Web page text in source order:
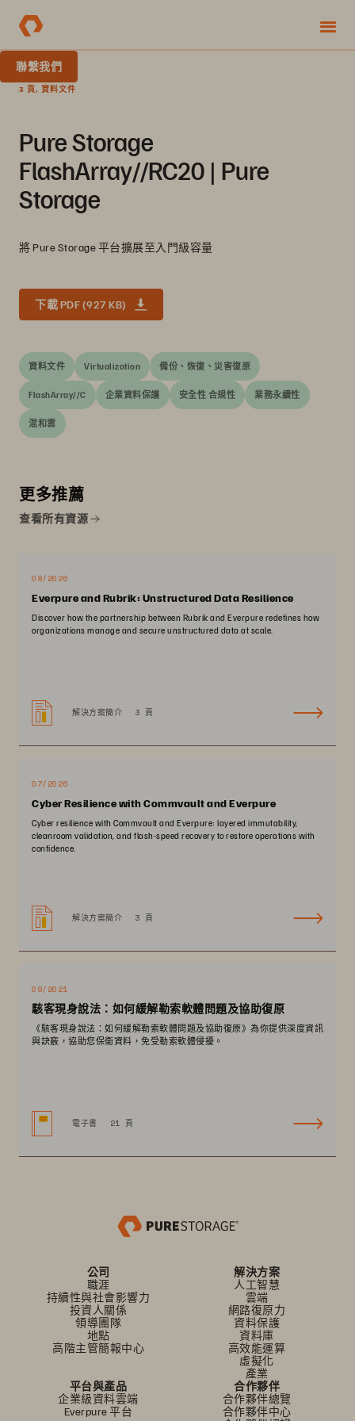
聯繫我們
3 頁, 資料文件
Pure Storage
FlashArray//RC20 | Pure
Storage
將 Pure Storage 平台擴展至入門級容量
下載 PDF (927 KB)
資料文件 Virtualization 備份、恢復、災害復原
FlashArray//C 企業資料保護 安全性 合規性 業務永續性
混和雲
更多推薦
查看所有資源
08/2026
Everpure and Rubrik: Unstructured Data Resilience
Discover how the partnership between Rubrik and Everpure redefines how
organizations manage and secure unstructured data at scale.
解決方案簡介 3 頁
07/2026
Cyber Resilience with Commvault and Everpure
Cyber resilience with Commvault and Everpure: layered immutability,
cleanroom validation, and flash-speed recovery to restore operations with
confidence.
解決方案簡介 3 頁
09/2021
駭客現身說法：如何緩解勒索軟體問題及協助復原
《駭客現身說法：如何緩解勒索軟體問題及協助復原》為你提供深度資訊
與訣竅，協助您保衛資料，免受勒索軟體侵擾。
電子書 21 頁
公司
職涯
持續性與社會影響力
投資人關係
領導團隊
地點
高階主管簡報中心
解決方案
人工智慧
雲端
網路復原力
資料保護
資料庫
高效能運算
虛擬化
產業
平台與產品
企業級資料雲端
Everpure 平台
合作夥伴
合作夥伴總覽
合作夥伴中心